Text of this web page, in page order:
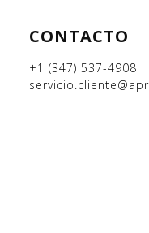
CONTACTO
+1 (347) 537-4908